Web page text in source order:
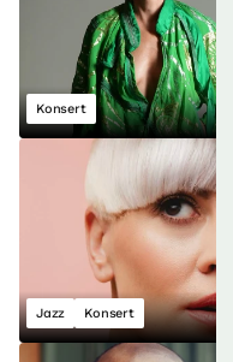
Konsert
Jazz Konsert